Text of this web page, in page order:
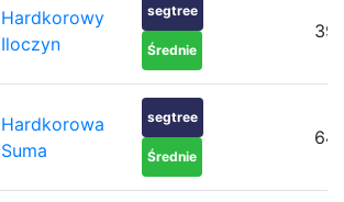
Hardkorowy
Iloczyn
segtree
Średnie
39
Hardkorowa
Suma
segtree
Średnie
64